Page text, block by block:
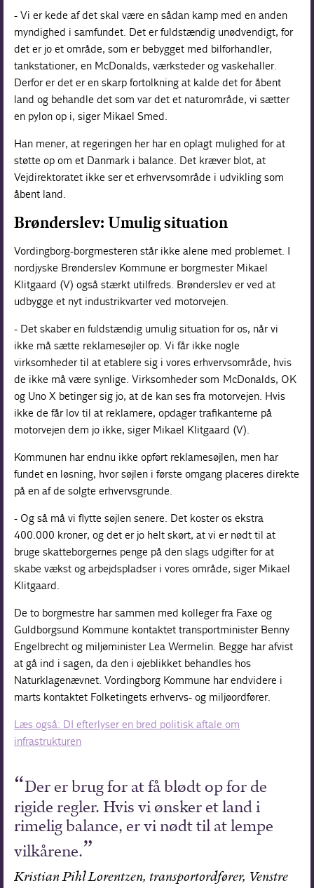
- Vi er kede af det skal være en sådan kamp med en anden
myndighed i samfundet. Det er fuldstændig unødvendigt, for
det er jo et område, som er bebygget med bilforhandler,
tankstationer, en McDonalds, værksteder og vaskehaller.
Derfor er det er en skarp fortolkning at kalde det for åbent
land og behandle det som var det et naturområde, vi sætter
en pylon op i, siger Mikael Smed.
Han mener, at regeringen her har en oplagt mulighed for at
støtte op om et Danmark i balance. Det kræver blot, at
Vejdirektoratet ikke ser et erhvervsområde i udvikling som
åbent land.
Brønderslev:Umulig situation
Vordingborg-borgmesteren står ikke alene med problemet. I
nordjyske Brønderslev Kommune er borgmester Mikael
Klitgaard (V) også stærkt utilfreds. Brønderslev er ved at
udbygge et nyt industrikvarter ved motorvejen.
- Det skaber en fuldstændig umulig situation for os, når vi
ikke må sætte reklamesøjler op. Vi får ikke nogle
virksomheder til at etablere sig i vores erhvervsområde, hvis
de ikke må være synlige. Virksomheder som McDonalds, OK
og Uno X betinger sig jo, at de kan ses fra motorvejen. Hvis
ikke de får lov til at reklamere, opdager trafikanterne på
motorvejen dem jo ikke, siger Mikael Klitgaard (V).
Kommunen har endnu ikke opført reklamesøjlen, men har
fundet en løsning, hvor søjlen i første omgang placeres direkte
på en af de solgte erhvervsgrunde.
- Og så må vi flytte søjlen senere. Det koster os ekstra
400.000 kroner, og det er jo helt skørt, at vi er nødt til at
bruge skatteborgernes penge på den slags udgifter for at
skabe vækst og arbejdspladser i vores område, siger Mikael
Klitgaard.
De to borgmestre har sammen med kolleger fra Faxe og
Guldborgsund Kommune kontaktet transportminister Benny
Engelbrecht og miljøminister Lea Wermelin. Begge har afvist
at gå ind i sagen, da den i øjeblikket behandles hos
Naturklagenævnet. Vordingborg Kommune har endvidere i
marts kontaktet Folketingets erhvervs- og miljøordfører.
Læs også: DI efterlyser en bred politisk aftale om
infrastrukturen
Der er brug for at få blødt op for de
rigide regler. Hvis vi ønsker et land i
rimelig balance, er vi nødt til at lempe
vilkårene.
Kristian Pihl Lorentzen, transportordfører, Venstre